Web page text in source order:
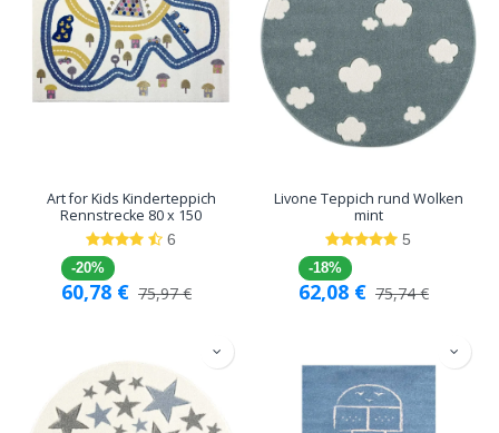
Art for Kids Kinderteppich
Rennstrecke 80 x 150
6
-20%
60,78 € 75,97€
Livone Teppich rund Wolken
mint
5
-18%
62,08 € 75,74€